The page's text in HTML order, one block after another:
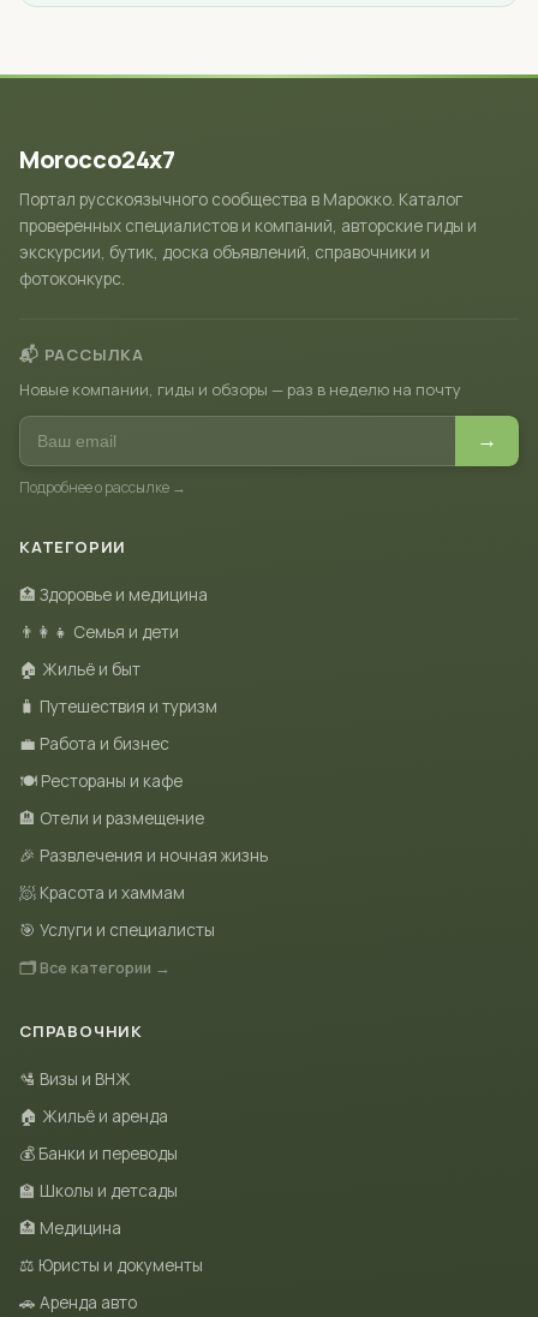
Morocco24x7
Портал русскоязычного сообщества в Марокко. Каталог
проверенных специалистов и компаний, авторские гиды и
экскурсии, бутик, доска объявлений, справочники и
фотоконкурс.
📬 РАССЫЛКА
Новые компании, гиды и обзоры — раз в неделю на почту
→
Подробнее о рассылке →
КАТЕГОРИИ
🏥 Здоровье и медицина
👨‍👩‍👧 Семья и дети
🏠 Жильё и быт
🧳 Путешествия и туризм
💼 Работа и бизнес
🍽 Рестораны и кафе
🏨 Отели и размещение
🎉 Развлечения и ночная жизнь
🧖 Красота и хаммам
🎯 Услуги и специалисты
🗂 Все категории →
СПРАВОЧНИК
🛂 Визы и ВНЖ
🏠 Жильё и аренда
💰 Банки и переводы
🏫 Школы и детсады
🏥 Медицина
⚖️ Юристы и документы
🚗 Аренда авто